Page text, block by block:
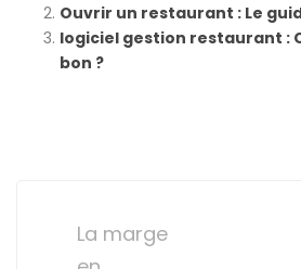
Ouvrir un restaurant : Le
logiciel gestion restaurant :
bon ?
navigationLa marge